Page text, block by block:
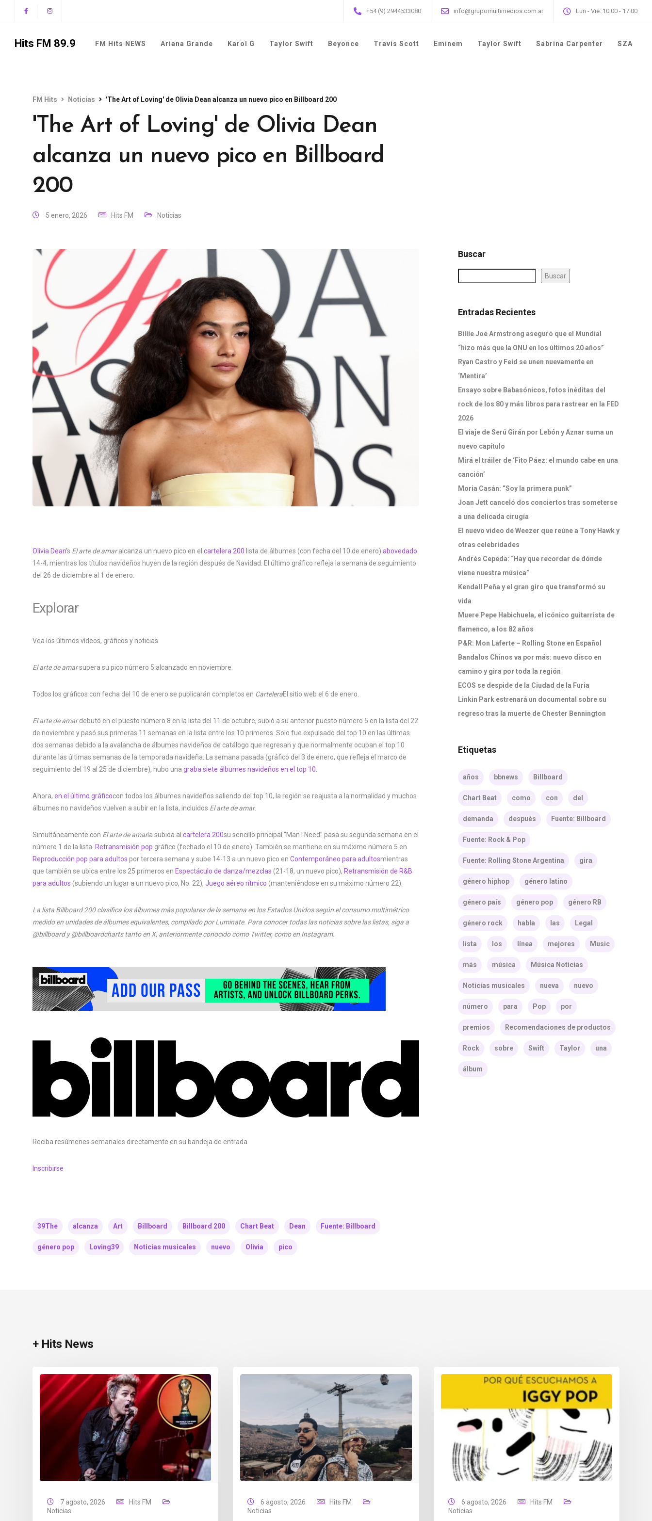
+54 (9) 2944533080 info@grupomultimedios.com.ar Lun - Vie: 10:00 - 17:00
Hits FM 89.9 FM Hits NEWS Ariana Grande Karol G Taylor Swift Beyonce Travis Scott Eminem Taylor Swift Sabrina Carpenter SZA
FM Hits Noticias 'The Art of Loving' de Olivia Dean alcanza un nuevo pico en Billboard 200
'The Art of Loving' de Olivia Dean
alcanza un nuevo pico en Billboard
200
5 enero, 2026 Hits FM Noticias
Olivia Dean's El arte de amaralcanza un nuevo pico en el cartelera 200 lista de álbumes (con fecha del 10 de enero) abovedado
14-4, mientras los títulos navideños huyen de la región después de Navidad. El último gráfico refleja la semana de seguimiento
del 26 de diciembre al 1 de enero.
Explorar
Vea los últimos vídeos, gráficos y noticias
El arte de amarsupera su pico número 5 alcanzado en noviembre.
Todos los gráficos con fecha del 10 de enero se publicarán completos en CarteleraEl sitio web el 6 de enero.
El arte de amardebutó en el puesto número 8 en la lista del 11 de octubre, subió a su anterior puesto número 5 en la lista del 22
de noviembre y pasó sus primeras 11 semanas en la lista entre los 10 primeros. Solo fue expulsado del top 10 en las últimas
dos semanas debido a la avalancha de álbumes navideños de catálogo que regresan y que normalmente ocupan el top 10
durante las últimas semanas de la temporada navideña. La semana pasada (gráfico del 3 de enero, que refleja el marco de
seguimiento del 19 al 25 de diciembre), hubo una graba siete álbumes navideños en el top 10
Ahora, en el último gráficocon todos los álbumes navideños saliendo del top 10, la región se reajusta a la normalidad y muchos
álbumes no navideños vuelven a subir en la lista, incluidos El arte de amar.
Simultáneamente con El arte de amarla subida al cartelera 200su sencillo principal “Man I Need” pasa su segunda semana en el
número 1 de la lista. Retransmisión pop gráfico (fechado el 10 de enero). También se mantiene en su máximo número 5 en
Reproducción pop para adultos por tercera semana y sube 14-13 a un nuevo pico en Contemporáneo para adultosmientras
que también se ubica entre los 25 primeros en Espectáculo de danza/mezclas (21-18, un nuevo pico), Retransmisión de R&B
para adultos (subiendo un lugar a un nuevo pico, No. 22), Juego aéreo rítmico (manteniéndose en su máximo número 22).
La lista Billboard 200 clasifica los álbumes más populares de la semana en los Estados Unidos según el consumo multimétrico
medido en unidades de álbumes equivalentes, compilado por Luminate. Para conocer todas las noticias sobre las listas, siga a
@billboard y @billboardcharts tanto en X, anteriormente conocido como Twitter, como en Instagram.
Reciba resúmenes semanales directamente en su bandeja de entrada
Inscribirse
39The alcanza Art Billboard Billboard 200 Chart Beat Dean Fuente: Billboard
género pop Loving39 Noticias musicales nuevo Olivia pico
Buscar
Buscar
Entradas Recientes
Billie Joe Armstrong aseguró que el Mundial
“hizo más que la ONU en los últimos 20 años”
Ryan Castro y Feid se unen nuevamente en
‘Mentira’
Ensayo sobre Babasónicos, fotos inéditas del
rock de los 80 y más libros para rastrear en la FED
2026
El viaje de Serú Girán por Lebón y Aznar suma un
nuevo capítulo
Mirá el tráiler de ‘Fito Páez: el mundo cabe en una
canción’
Moria Casán: “Soy la primera punk”
Joan Jett canceló dos conciertos tras someterse
a una delicada cirugía
El nuevo video de Weezer que reúne a Tony Hawk y
otras celebridades
Andrés Cepeda: “Hay que recordar de dónde
viene nuestra música”
Kendall Peña y el gran giro que transformó su
vida
Muere Pepe Habichuela, el icónico guitarrista de
flamenco, a los 82 años
P&R: Mon Laferte – Rolling Stone en Español
Bandalos Chinos va por más: nuevo disco en
camino y gira por toda la región
ECOS se despide de la Ciudad de la Furia
Linkin Park estrenará un documental sobre su
regreso tras la muerte de Chester Bennington
Etiquetas
años bbnews Billboard
Chart Beat como con del
demanda después Fuente: Billboard
Fuente: Rock & Pop
Fuente: Rolling Stone Argentina gira
género hiphop género latino
género país género pop género RB
género rock habla las Legal
lista los línea mejores Music
más música Música Noticias
Noticias musicales nueva nuevo
número para Pop por
premios Recomendaciones de productos
Rock sobre Swift Taylor una
álbum
+ Hits News
7 agosto, 2026
Hits FM
Noticias
6 agosto, 2026
Hits FM
Noticias
6 agosto, 2026
Hits FM
Noticias